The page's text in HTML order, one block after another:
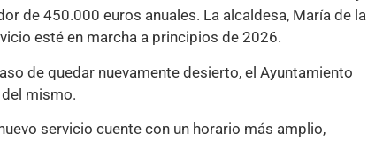
de 450.000 euros anuales. La alcaldesa, María de la
esté en marcha a principios de 2026.
de quedar nuevamente desierto, el Ayuntamiento
mismo.
servicio cuente con un horario más amplio,